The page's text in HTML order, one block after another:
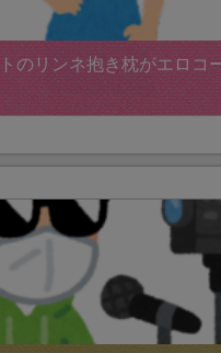
のリンネ抱き枕がエロコ